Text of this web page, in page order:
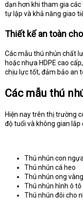
dạn hơn khi tham gia
tự lập và khả năng giao
Thiết kế an toàn
Các mẫu thú nhún chất
hoặc nhựa HDPE cao
chịu lực tốt, đảm bảo an
Các mẫu thú
Hiện nay trên thị trường
độ tuổi và không gian lắp
Thú nhún con
Thú nhún cá heo
Thú nhún ong vàng
Thú nhún hình ô tô
Thú nhún đôi cho